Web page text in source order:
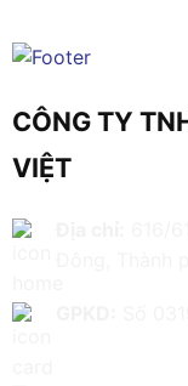
CÔNG TY
VIỆT